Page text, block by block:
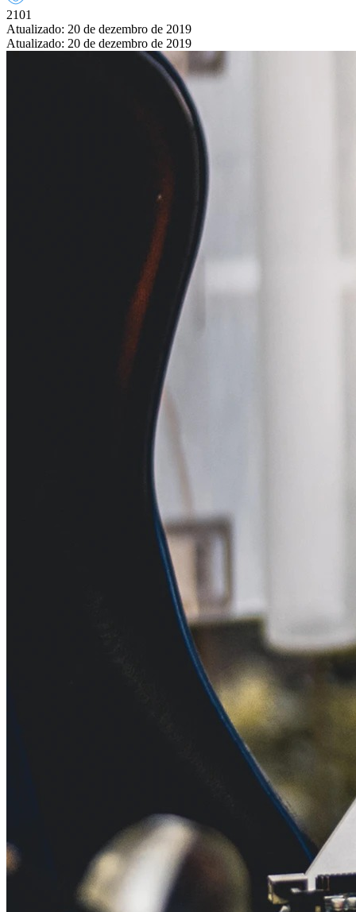
2101
Atualizado: 20 de dezembro de 2019
Atualizado: 20 de dezembro de 2019